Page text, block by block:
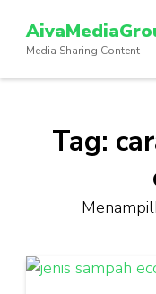
konten
(Tekan
Media Sharing Content
Tag: